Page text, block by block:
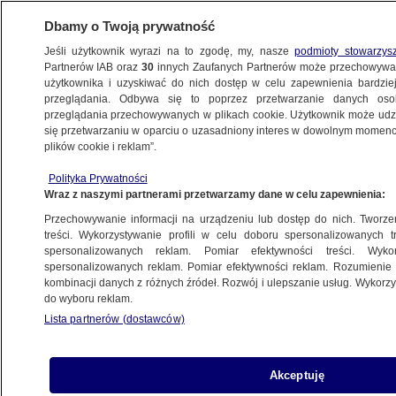
METEO
PODRÓŻE
NAJNOWSZE INFORMACJE
"Choć na chwilę wyrwać się z domu"
Maja Piotrowska
Ekstremalne upały, moc
do użytkowników
Dbamy o Twoją prywatność
Jeśli użytkownik wyrazi na to zgodę, my, naszepodmioty
Partnerów IAB oraz30 innych Zaufanych Partnerów może
użytkownika i uzyskiwać do nich dostęp w celu zapewnienia
przeglądania. Odbywa się to poprzez przetwarzanie danych
przeglądania przechowywanych w plikach cookie. Użytkownik może
się przetwarzaniu w oparciu o uzasadniony interes w dowolnym
plików cookie i reklam”.
Polityka Prywatności
Wraz z naszymi partnerami przetwarzamy dane w celu zapewnienia:
Przechowywanie informacji na urządzeniu lub dostęp do nich.
treści. Wykorzystywanie profili w celu doboru spersonalizowanych
spersonalizowanych reklam. Pomiar efektywności treści.
spersonalizowanych reklam. Pomiar efektywności reklam.
kombinacji danych z różnych źródeł. Rozwój i ulepszanie usług.
do wyboru reklam.
Lista partnerów (dostawców)
Akceptuję